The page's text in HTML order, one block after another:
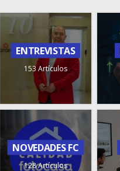
ENTREVISTAS
153 Artículos
NOVEDADES FC
128 Artículos